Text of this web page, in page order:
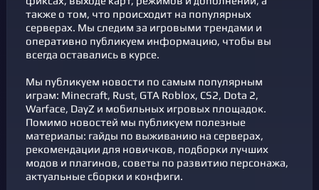
также о том, что происходит на популярных
серверах. Мы следим за игровыми трендами и
оперативно публикуем информацию, чтобы вы
всегда оставались в курсе.
Мы публикуем новости по самым популярным
играм: Minecraft, Rust, GTA Roblox, CS2, Dota 2,
Warface, DayZ и мобильных игровых площадок.
Помимо новостей мы публикуем полезные
материалы: гайды по выживанию на серверах,
рекомендации для новичков, подборки лучших
модов и плагинов, советы по развитию персонажа,
актуальные сборки и конфиги.